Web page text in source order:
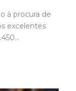
à procura de
excelentes